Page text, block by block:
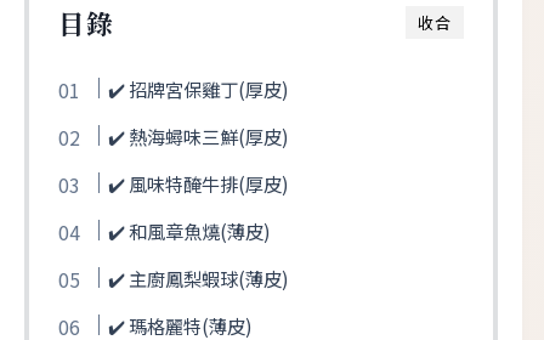
收合
目錄
✔️ 招牌宮保雞丁(厚皮)
✔️ 熱海蟳味三鮮(厚皮)
✔️ 風味特醃牛排(厚皮)
✔️ 和風章魚燒(薄皮)
✔️ 主廚鳳梨蝦球(薄皮)
✔️ 瑪格麗特(薄皮)